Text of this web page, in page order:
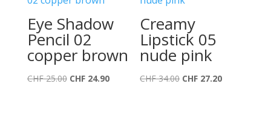
Eye Shadow
Pencil 02
copper brown
CHF25.00 Ursprünglicher
CHF24.90Aktueller
Creamy
Lipstick 05
nude pink
CHF34.00 Ursprünglicher
CHF 27.20Aktueller